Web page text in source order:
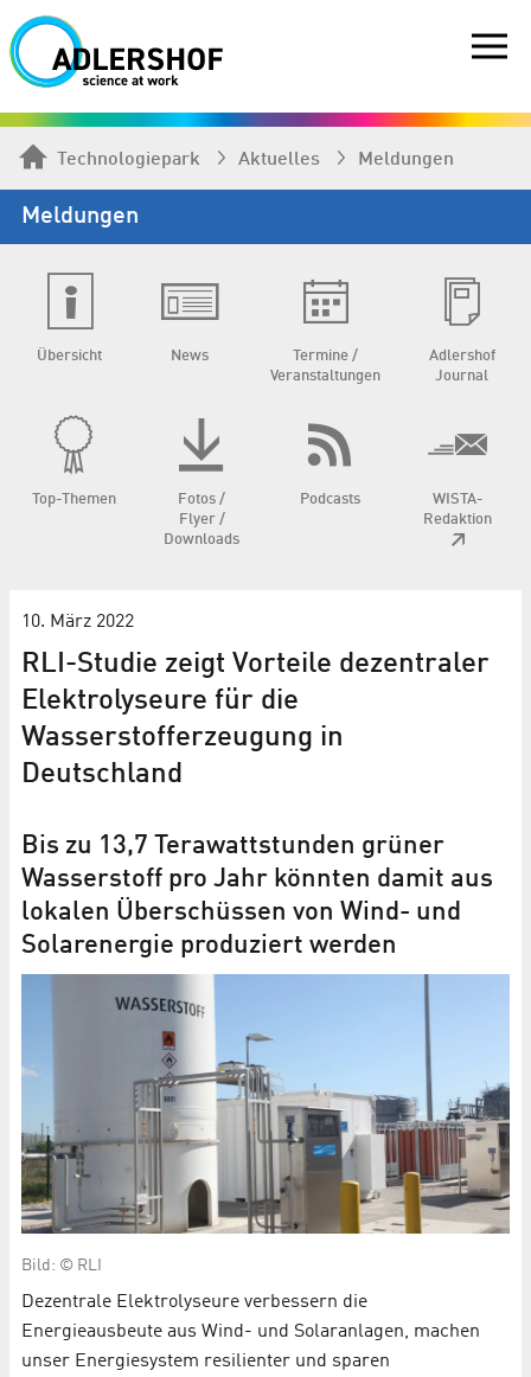
Technologiepark Aktuelles Meldungen
Meldungen
Übersicht News
Termine /
Veranstaltungen
Adlershof
Journal
Top-Themen
Fotos /
Flyer /
Downloads
Podcasts
WISTA-
Redaktion
10. März 2022
RLI-Studie zeigt Vorteile dezentraler
Elektrolyseure für die
Wasserstofferzeugung in
Deutschland
Bis zu 13,7 Terawattstunden grüner
Wasserstoff pro Jahr könnten damit aus
lokalen Überschüssen von Wind- und
Solarenergie produziert werden
Bild: © RLI
Dezentrale Elektrolyseure verbessern die
Energieausbeute aus Wind- und Solaranlagen, machen
unser Energiesystem resilienter und sparen